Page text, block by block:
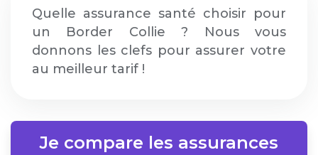
Quelle assurance santé choisir pour
un Border Collie ? Nous vous
donnons les clefs pour assurer votre
au meilleur tarif !
Je compare les assurances